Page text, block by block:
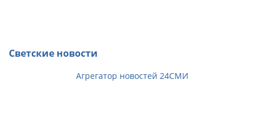
Светские новости
Агрегатор новостей 24СМИ